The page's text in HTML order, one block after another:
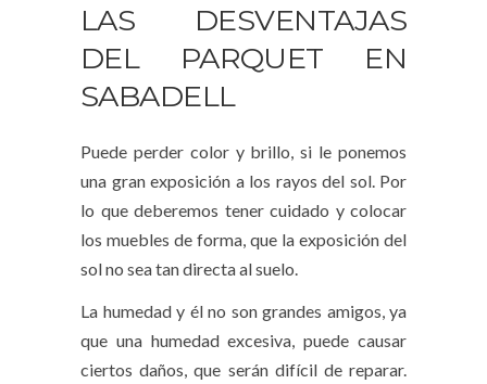
LAS DESVENTAJAS
DEL PARQUET EN
SABADELL
Puede perder color y brillo, si le ponemos
una gran exposición a los rayos del sol. Por
lo que deberemos tener cuidado y colocar
los muebles de forma, que la exposición del
sol no sea tan directa al suelo.
La humedad y él no son grandes amigos, ya
que una humedad excesiva, puede causar
ciertos daños, que serán difícil de reparar.